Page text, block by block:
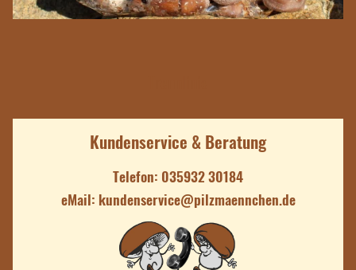
Kundenservice & Beratung
Telefon: 035932 30184
eMail: kundenservice@pilzmaennchen.de